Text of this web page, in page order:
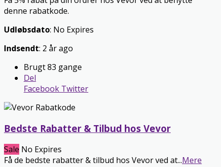
denne rabatkode.
Udløbsdato: No Expires
Indsendt: 2 år ago
Brugt 83 gange
Del
Facebook Twitter
Bedste Rabatter & Tilbud hos Vevor
Sale No Expires
Få de bedste rabatter & tilbud hos Vevor ved at...Mere